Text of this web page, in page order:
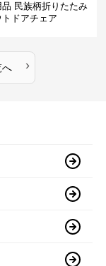
品 民族柄折りたたみ
ドアチェア
へ ›